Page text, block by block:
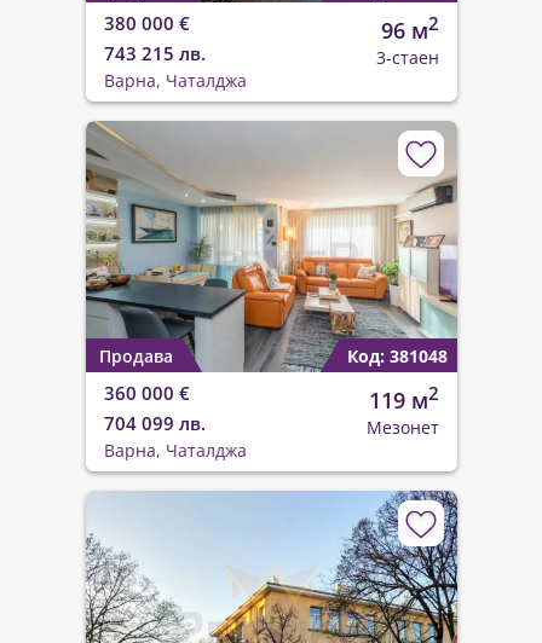
380 000 €
743 215 лв.
96 м2
3-стаен
Варна, Чаталджа
Продава Код: 381048
360 000 €
704 099 лв.
119 м2
Мезонет
Варна, Чаталджа